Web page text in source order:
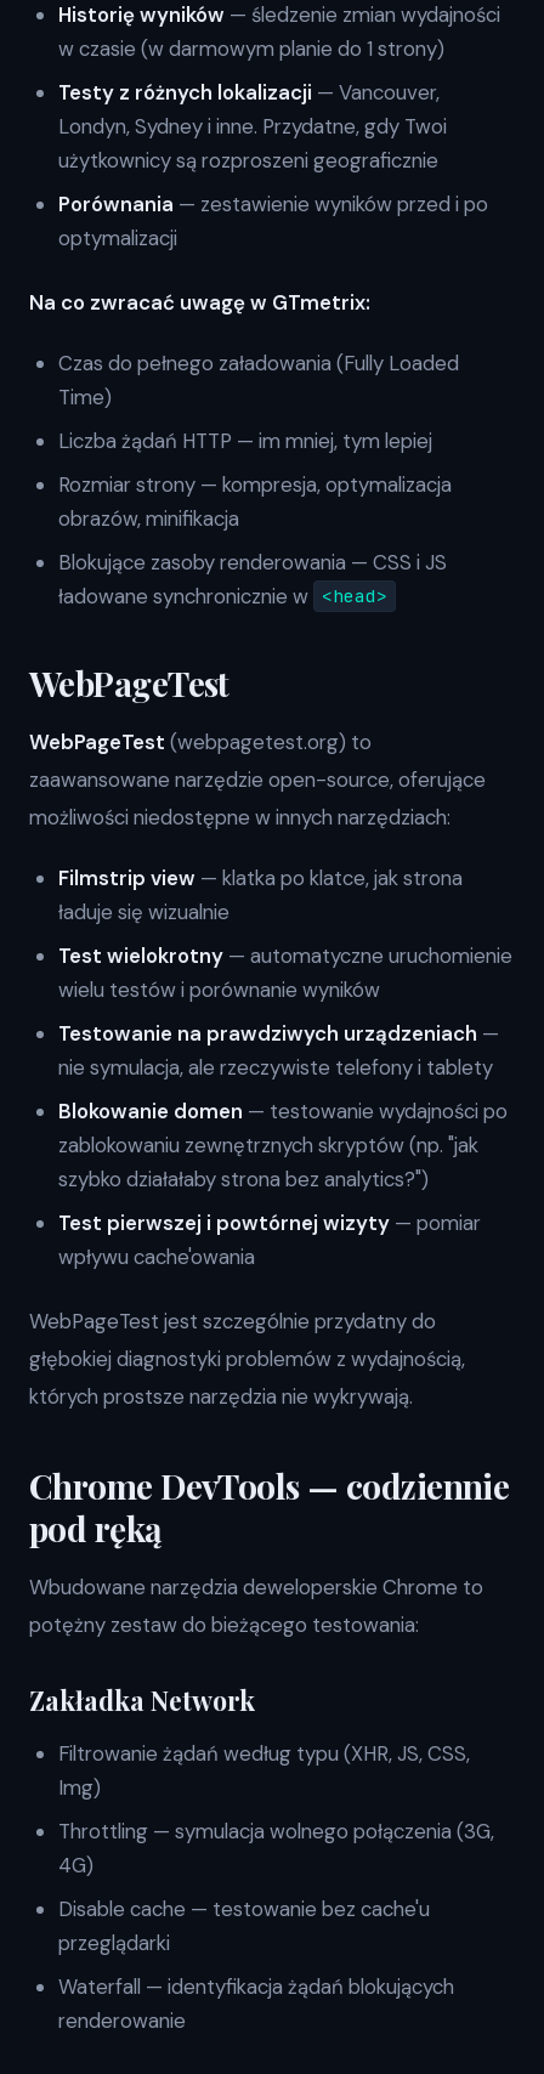
Historię wyników — śledzenie zmian wydajności
w czasie (w darmowym planie do 1 strony)
Testy z różnych lokalizacji — Vancouver,
Londyn, Sydney i inne. Przydatne, gdy Twoi
użytkownicy są rozproszeni geograficznie
Porównania — zestawienie wyników przed i po
optymalizacji
Na co zwracać uwagę w GTmetrix:
Czas do pełnego załadowania (Fully Loaded
Time)
Liczba żądań HTTP — im mniej, tym lepiej
Rozmiar strony — kompresja, optymalizacja
obrazów, minifikacja
Blokujące zasoby renderowania — CSS i JS
ładowane synchronicznie w
<head>
WebPageTest
WebPageTest (webpagetest.org) to
zaawansowane narzędzie open-source, oferujące
możliwości niedostępne w innych narzędziach:
Filmstrip view — klatka po klatce, jak strona
ładuje się wizualnie
Test wielokrotny — automatyczne uruchomienie
wielu testów i porównanie wyników
Testowanie na prawdziwych urządzeniach —
nie symulacja, ale rzeczywiste telefony i tablety
Blokowanie domen — testowanie wydajności po
zablokowaniu zewnętrznych skryptów (np. "jak
szybko działałaby strona bez analytics?")
Test pierwszej i powtórnej wizyty — pomiar
wpływu cache'owania
WebPageTest jest szczególnie przydatny do
głębokiej diagnostyki problemów z wydajnością,
których prostsze narzędzia nie wykrywają.
Chrome DevTools — codziennie
pod ręką
Wbudowane narzędzia deweloperskie Chrome to
potężny zestaw do bieżącego testowania:
Zakładka Network
Filtrowanie żądań według typu (XHR, JS, CSS,
Img)
Throttling — symulacja wolnego połączenia (3G,
4G)
Disable cache — testowanie bez cache'u
przeglądarki
Waterfall — identyfikacja żądań blokujących
renderowanie